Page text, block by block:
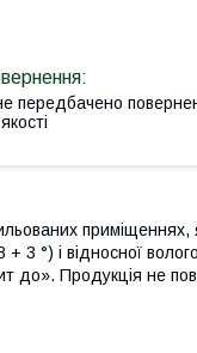
передбачено
3 °) і відносної
до». Продукція не